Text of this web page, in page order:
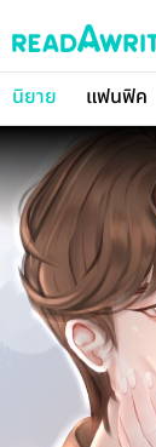
นิยาย แฟนฟิค